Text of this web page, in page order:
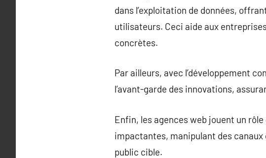
dans l’exploitation de données,
utilisateurs. Ceci aide aux
concrètes.
Par ailleurs, avec l’développement
l’avant-garde des innovations,
Enfin, les agences web jouent un
impactantes, manipulant des
public cible.